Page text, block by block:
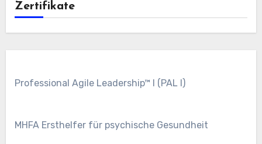
Zertifikate
Professional Agile Leadership™ I (PAL I)
MHFA Ersthelfer für psychische Gesundheit